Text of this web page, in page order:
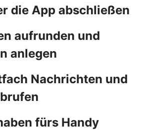
die App abschließen
aufrunden und
anlegen
Nachrichten und
fürs Handy